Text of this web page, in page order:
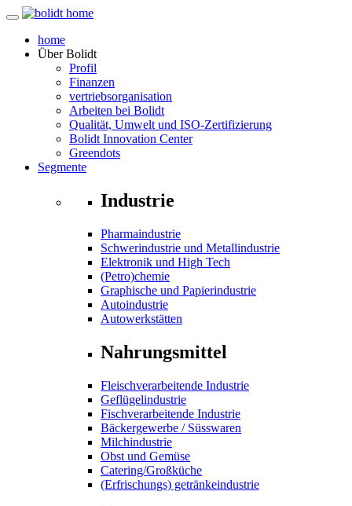
home
ÜberBolidt
Profil
Finanzen
vertriebsorganisation
Arbeiten bei Bolidt
Qualität, Umwelt und ISO-Zertifizierung
Bolidt Innovation Center
Greendots
Segmente
Industrie
Pharmaindustrie
Schwerindustrie und Metallindustrie
Elektronik und High Tech
(Petro)chemie
Graphische und Papierindustrie
Autoindustrie
Autowerkstätten
Nahrungsmittel
Fleischverarbeitende Industrie
Geflügelindustrie
Fischverarbeitende Industrie
Bäckergewerbe / Süsswaren
Milchindustrie
Obst und Gemüse
Catering/Großküche
(Erfrischungs) getränkeindustrie